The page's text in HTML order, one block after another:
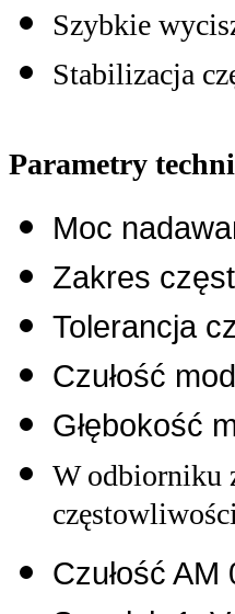
Szybkie
Stabilizacja
Parametry
Moc
Zakres
Tolerancja
Czułość
Głębokość
W odbiorniku
Czułość